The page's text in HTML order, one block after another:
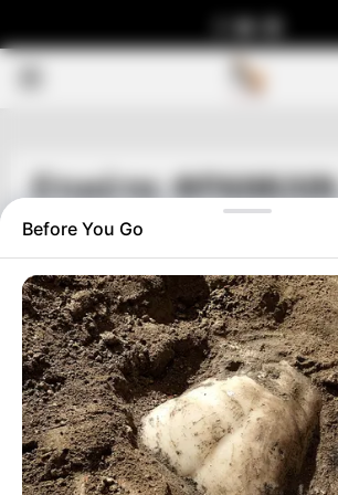
Ετικέτα: ΦΡΑΝΚΛΙΝ
Before You Go